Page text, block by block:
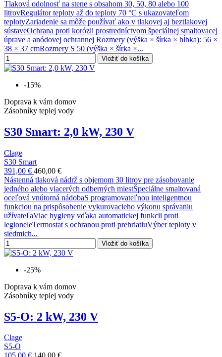
Tlaková odolnosť na stene s obsahom 30, 50, 80 alebo 100
litrovRegulátor teploty až do teploty 70 °C s ukazovateľom
teplotyZariadenie sa môže používať ako v tlakovej aj beztlakovej
sústaveOchrana proti korózii prostredníctvom špeciálnej smaltovacej
úprave a anódovej ochrannej Rozmery (výška × šírka × hĺbka): 56 ×
38 × 37 cmRozmery S 50 (výška × šírka ×...
Vložiť do košíka
-15%
Doprava k vám domov
Zásobníky teplej vody
S30 Smart: 2,0 kW, 230 V
Clage
S30 Smart
391,00 € 460,00 €
Nástenná tlaková nádrž s objemom 30 litrov pre zásobovanie
jedného alebo viacerých odberných miestŠpeciálne smaltovaná
oceľová vnútorná nádobaS programovateľnou inteligentnou
funkciou na prispôsobenie vykurovacieho výkonu správaniu
užívateľaViac hygieny vďaka automatickej funkcii proti
legioneleTermostat s ochranou proti prehriatiuVýber teploty v
siedmich...
Vložiť do košíka
-25%
Doprava k vám domov
Zásobníky teplej vody
S5-O: 2 kW, 230 V
Clage
S5-O